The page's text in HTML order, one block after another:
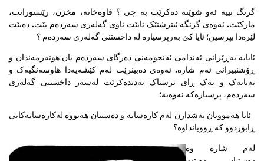
گرنگ نییە ئەو شوێنە دەکرێت بە چی ؟ قاوەخانە، مخزن، رێستورانت،
مارکێت. ئەوەی گرنگە ئیترشتێک نابێت ناوی گەلەری سەردەم بێت. دەبێت
لێرەدا بپرسین؛ ئایا کێ بەرپرسیارە لە داخستنی گەلەری سەردەم ؟
ئایایە بەڕێزانی ئەندامی ئەنجومەنی دەزگای سەردەم یان هونەرمەندان و
ڕۆشنبیرانی ئەم شارە. ئەوەی دەبینرێت لەم کێشەیەدا هاوسەنگیەک و
تەبایەک و یەک ڕای ترسناک بەدیدەکرێت لەسەر داخستنی گەلەری
سەردەم، پرسیارەکە ئەوەیە؛
ئایا هەموویان بەشدارن لەم کارەساتە و دەستیان هەبووە لەکارەساتەکانی
ڕابوردوو کە ڕوویانداوە؟
لەم شارە وە